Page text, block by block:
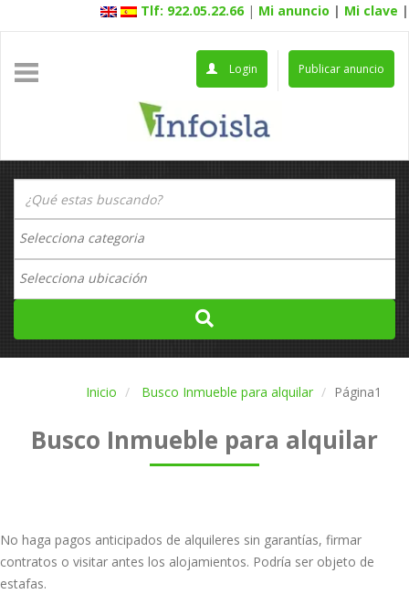
Tlf: 922.05.22.66 | Mi anuncio | Mi clave |
Publicar anuncio
Login
Inicio Busco Inmueble para alquilar Página1
Busco Inmueble para alquilar
No haga pagos anticipados de alquileres sin garantías, firmar
contratos o visitar antes los alojamientos. Podría ser objeto de
estafas.